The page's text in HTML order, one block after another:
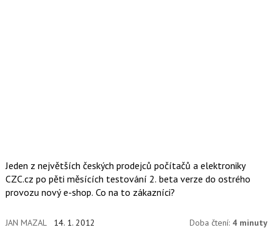
Jeden z největších českých prodejců počítačů a elektroniky
CZC.cz po pěti měsících testování 2. beta verze do ostrého
provozu nový e-shop. Co na to zákazníci?
JAN MAZAL 14. 1. 2012 Doba čtení: 4 minuty